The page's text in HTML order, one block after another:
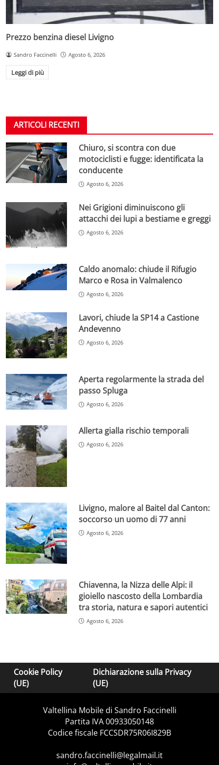
Prezzo benzina diesel Livigno
Sandro Faccinelli Agosto 6, 2026
Leggi di più
ARTICOLI RECENTI
Chiuro, si scontra con due
motociclisti e fugge: identificata la
conducente
Agosto 6, 2026
Nei Grigioni diminuiscono gli
attacchi dei lupi a bestiame e greggi
Agosto 6, 2026
Caldo anomalo: chiude il Rifugio
Marco e Rosa in Valmalenco
Agosto 6, 2026
Lavori, chiude la SP14 a Castione
Andevenno
Agosto 6, 2026
Aperta regolarmente la strada del
passo Spluga
Agosto 6, 2026
Allerta gialla rischio temporali
Agosto 6, 2026
Livigno, malore al Baitel dal Canton:
soccorso un uomo di 77 anni
Agosto 6, 2026
Chiavenna, la Nizza delle Alpi: il
gioiello nascosto della Lombardia
tra storia, natura e sapori autentici
Agosto 6, 2026
Cookie Policy
(UE)
Dichiarazione sulla Privacy
(UE)
Valtellina Mobile di Sandro Faccinelli
Partita IVA 00933050148
Codice fiscale FCCSDR75R06I829B
sandro.faccinelli@legalmail.it